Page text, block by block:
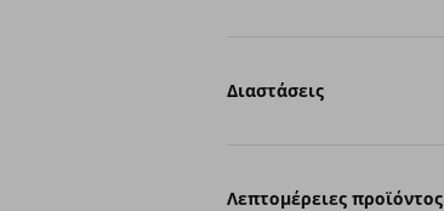
Διαστάσεις
Λεπτομέρειες προϊόντος